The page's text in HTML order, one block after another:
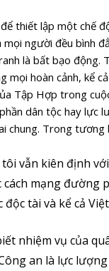
thiết lập một chế
người đều bình
là bất bạo động.
mọi hoàn cảnh, kể
Tập Hợp trong
dân tộc hay lực
chung. Trong tương
vẫn kiên định
cách mạng đường
độc tài và kể cả
nhiệm vụ của
an là lực